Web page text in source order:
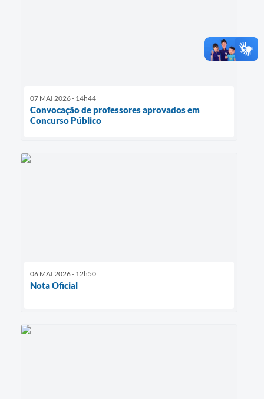
07 MAI 2026 - 14h44
Convocação de professores aprovados em
Concurso Público
06 MAI 2026 - 12h50
Nota Oficial